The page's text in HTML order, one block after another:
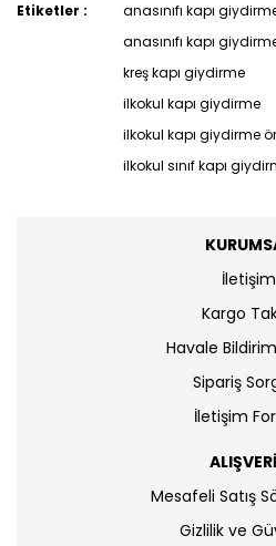
Etiketler :
anasınıfı kapı
anasınıfı kapı
kreş kapı giydirme
ilkokul kapı giydirme
ilkokul kapı giydirme
ilkokul sınıf kapı
İletişim
Kargo
Havale
Sipariş
İletişim
Mesafeli Satış
Gizlilik ve